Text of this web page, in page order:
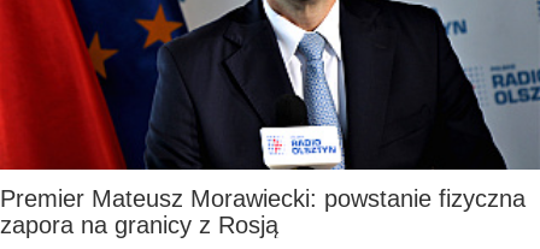
Premier Mateusz Morawiecki: powstanie fizyczna
zapora na granicy z Rosją